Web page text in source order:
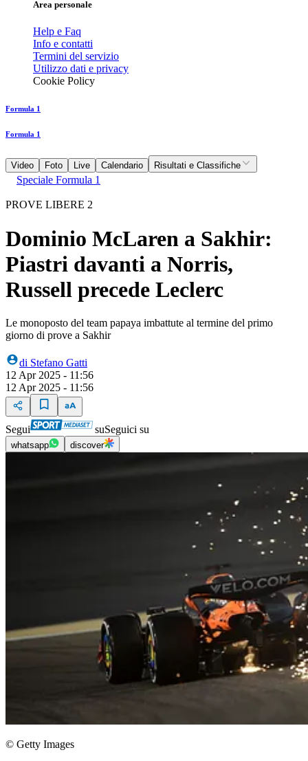
Area personale
Help e Faq
Info e contatti
Termini del servizio
Utilizzo dati e privacy
Cookie Policy
Formula 1
Formula 1
Video Foto Live Calendario Risultati e Classifiche
Speciale Formula 1
PROVE LIBERE 2
Dominio McLaren a Sakhir:
Piastri davanti a Norris,
Russell precede Leclerc
Le monoposto del team papaya imbattute al termine del primo
giorno di prove a Sakhir
di Stefano Gatti
12 Apr 2025 - 11:56
12 Apr 2025 - 11:56
Segui suSeguici su
whatsapp discover
© Getty Images